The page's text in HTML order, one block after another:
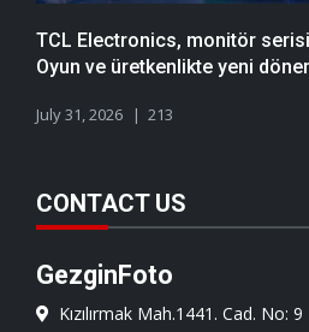
TCL Electronics, monitör
Oyun ve üretkenlikte yeni
July 31, 2026 213
CONTACT US
GezginFoto
Kızılırmak Mah.1441. Cad. No: